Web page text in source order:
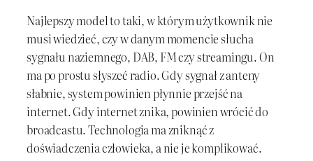
Najlepszy model to taki, w którym użytkownik nie
musi wiedzieć, czy w danym momencie słucha
sygnału naziemnego, DAB, FM czy streamingu. On
ma po prostu słyszeć radio. Gdy sygnał z anteny
słabnie, system powinien płynnie przejść na
internet. Gdy internet znika, powinien wrócić do
broadcastu. Technologia ma zniknąć z
doświadczenia człowieka, a nie je komplikować.